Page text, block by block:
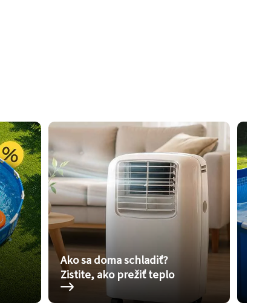
Ako sa doma schladiť?
Zistite, ako prežiť teplo